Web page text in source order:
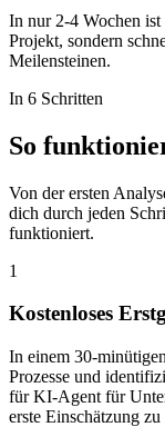
In nur 2-4 Wochen
Projekt, sondern
Meilensteinen.
In 6 Schritten
So
Von der ersten
dich durch jeden
funktioniert.
1
Kostenloses
In einem 30-
Prozesse und
für KI-Agent für
erste Einschätzung